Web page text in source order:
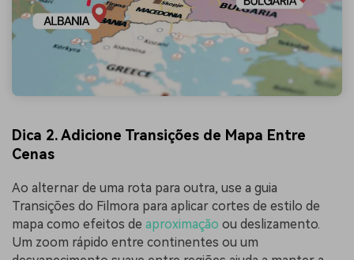
Dica 2.Adicione Transições de Mapa Entre
Cenas
Ao alternar de uma rota para outra, use a guia
Transições do Filmora para aplicar cortes de estilo de
mapa como efeitos de aproximação ou deslizamento.
Um zoom rápido entre continentes ou um